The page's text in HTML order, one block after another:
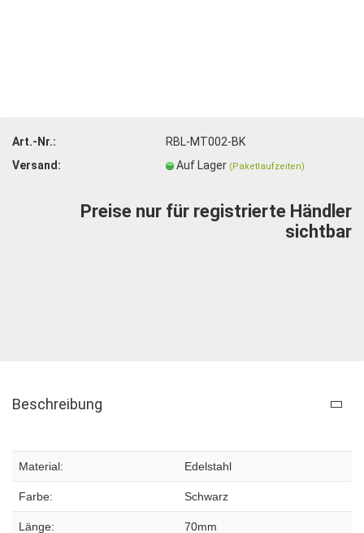
Art.-Nr.:
RBL-MT002-BK
Versand:
Auf Lager (Paketlaufzeiten)
Preise nur für registrierte Händler
sichtbar
Beschreibung
Material: Edelstahl
Farbe: Schwarz
Länge: 70mm